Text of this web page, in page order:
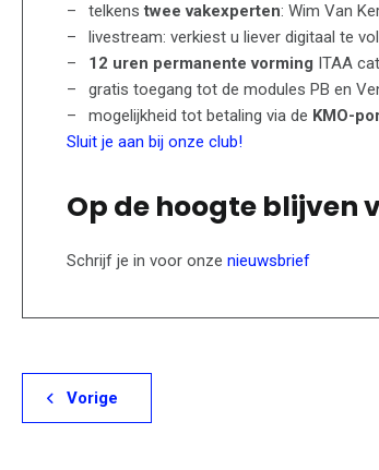
telkenstwee vakexperten: Wim Van
livestream: verkiest u liever digitaal te
12 uren permanente vorming ITAA
gratis toegang tot de modules PB en
mogelijkheid tot betaling via de KMO-
Sluit je aan bij onze club!
Op de hoogte blijven
Schrijf je in voor onze nieuwsbrief
Vorige